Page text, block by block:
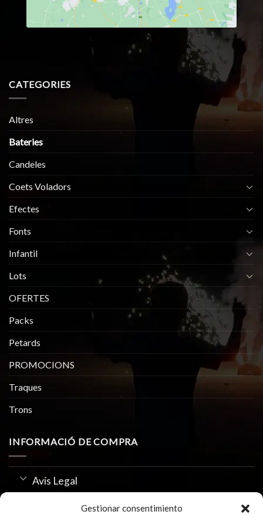
Gestionar consentimiento
CATEGORIES
Altres
Bateries
Candeles
Coets Voladors
Efectes
Fonts
Infantil
Lots
OFERTES
Packs
Petards
PROMOCIONS
Traques
Trons
INFORMACIÓ DE COMPRA
Avís Legal
Política de Privacitat